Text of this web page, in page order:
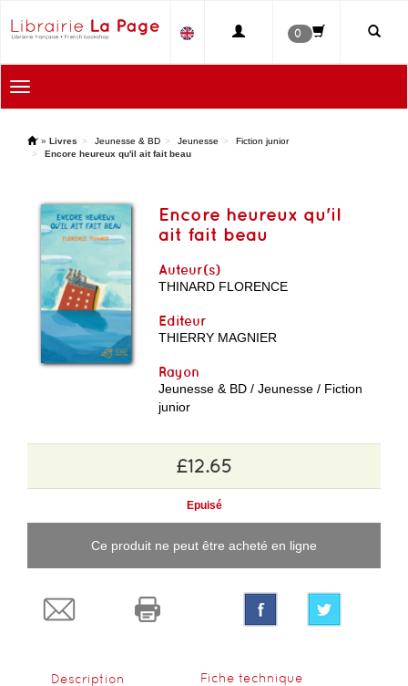
0
Toggle
navigation
' » Livres Jeunesse & BD Jeunesse
Fiction junior
Encore heureux qu'il ait fait beau
Encore heureux qu'il
ait fait beau
Auteur(s)
THINARD FLORENCE
Editeur
THIERRY MAGNIER
Rayon
Jeunesse & BD / Jeunesse / Fiction
junior
£12.65
Epuisé
Ce produit ne peut être acheté en ligne
Description Fiche technique